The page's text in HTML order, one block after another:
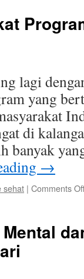
lagi
yang
di
banyak
→
sehat | Comments